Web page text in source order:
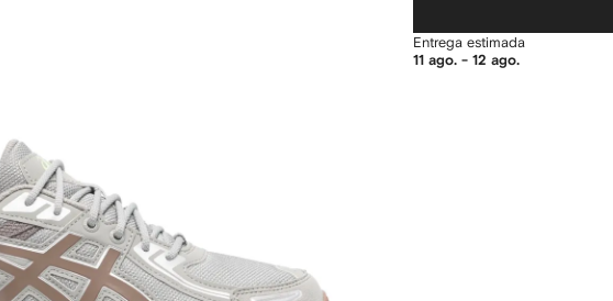
Entrega estimada
11 ago. - 12 ago.